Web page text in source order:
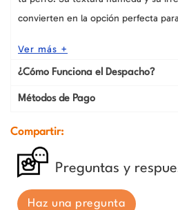
convierten en la opción perfecta
Ver más +
¿Cómo Funciona el Despacho?
Métodos de Pago
Compartir:
Preguntas y
Haz una pregunta